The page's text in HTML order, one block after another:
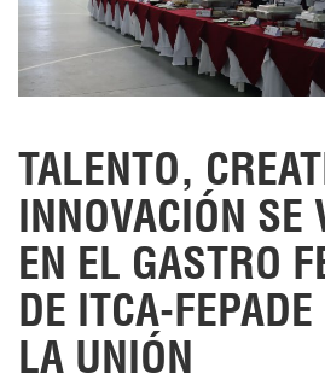
TALENTO,
INNOVACIÓN SE
EN EL GASTRO
DE ITCA-
LA UNIÓN